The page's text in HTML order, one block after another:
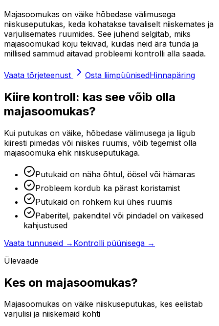
Majasoomukas on väike hõbedase välimusega
niiskuseputukas, keda kohatakse tavaliselt niiskemates ja
varjulisemates ruumides. See juhend selgitab, miks
majasoomukad koju tekivad, kuidas neid ära tunda ja
millised sammud aitavad probleemi kontrolli alla saada.
Vaata tõrjeteenust Osta liimpüünisedHinnapäring
Kiire kontroll: kas see võib olla
majasoomukas?
Kui putukas on väike, hõbedase välimusega ja liigub
kiiresti pimedas või niiskes ruumis, võib tegemist olla
majasoomuka ehk niiskuseputukaga.
Putukaid on näha õhtul, öösel või hämaras
Probleem kordub ka pärast koristamist
Putukaid on rohkem kui ühes ruumis
Paberitel, pakenditel või pindadel on väikesed
kahjustused
Vaata tunnuseid → Kontrolli püünisega →
Ülevaade
Kes on majasoomukas?
Majasoomukas on väike niiskuseputukas, kes eelistab
varjulisi ja niiskemaid kohti